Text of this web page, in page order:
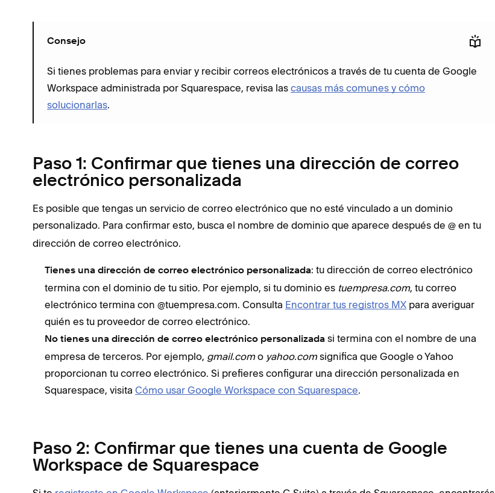
Consejo
Si tienes problemas para enviar y recibir correos electrónicos a través de tu cuenta de Google
Workspace administrada por Squarespace, revisa las causas más comunes y cómo
solucionarlas.
Paso 1: Confirmar que tienes una dirección de correo
electrónico personalizada
Es posible que tengas un servicio de correo electrónico que no esté vinculado a un dominio
personalizado. Para confirmar esto, busca el nombre de dominio que aparece después de @ en tu
dirección de correo electrónico.
Tienes una dirección de correo electrónico personalizada: tu dirección de correo electrónico
termina con el dominio de tu sitio. Por ejemplo, si tu dominio es tuempresa.com, tu correo
electrónico termina con @tuempresa.com. Consulta Encontrar tus registros MX para averiguar
quién es tu proveedor de correo electrónico.
No tienes una dirección de correo electrónico personalizada si termina con el nombre de una
empresa de terceros. Por ejemplo, gmail.como yahoo.comsignifica que Google o Yahoo
proporcionan tu correo electrónico. Si prefieres configurar una dirección personalizada en
Squarespace, visita Cómo usar Google Workspace con Squarespace.
Paso 2: Confirmar que tienes una cuenta de Google
Workspace de Squarespace